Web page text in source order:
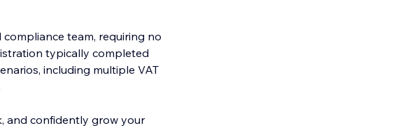
team, requiring no
typically completed
including multiple VAT
and confidently grow your